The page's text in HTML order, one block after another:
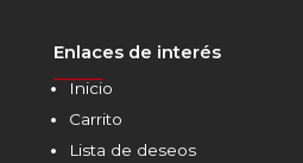
Enlaces de interés
Inicio
Carrito
Lista de deseos